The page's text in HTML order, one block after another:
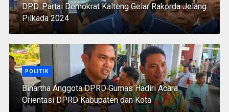
DPD. Partai Demokrat Kalteng Gelar Rakorda Jelang
Pilkada 2024
POLITIK
Binartha Anggota DPRD Gumas Hadiri Acara
Orientasi DPRD Kabupaten dan Kota